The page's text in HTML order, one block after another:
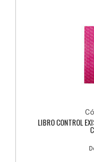
LIBRO CONTROL